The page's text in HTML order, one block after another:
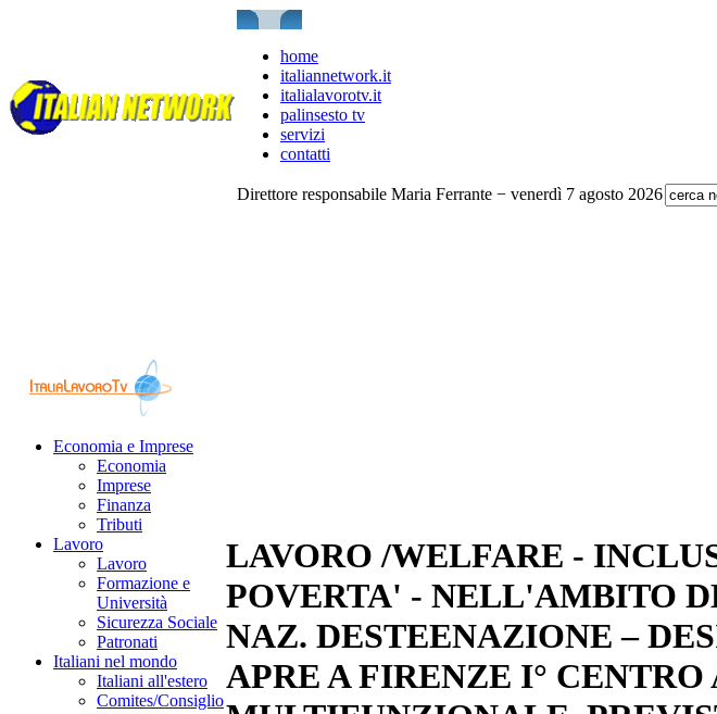
home
italiannetwork.it
italialavorotv.it
palinsesto tv
servizi
contatti
Direttore responsabile Maria Ferrante − venerdì 7 agosto 2026
Economia e Imprese
Economia
Imprese
Finanza
Tributi
Lavoro
Lavoro
Formazione e
Università
Sicurezza Sociale
Patronati
Italiani nel mondo
Italiani all'estero
Comites/Consiglio
LAVORO /WELFARE -
POVERTA' - NELL'AMBITO
NAZ. DESTEENAZIONE –
APRE A FIRENZE I°